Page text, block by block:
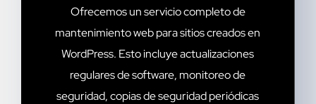
Ofrecemos un servicio completo de
mantenimiento web para sitios creados en
WordPress. Esto incluye actualizaciones
regulares de software, monitoreo de
seguridad, copias de seguridad periódicas